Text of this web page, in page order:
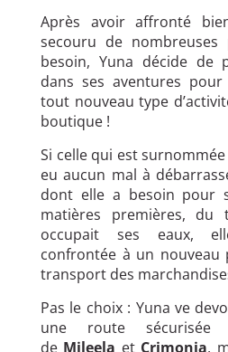
Après avoir affronté
secouru de nombreuses
besoin, Yuna décide de
dans ses aventures
tout nouveau type
boutique !
Si celle qui est surnommée
eu aucun mal à
dont elle a besoin pour
matières premières, du
occupait ses eaux,
confrontée à un nouveau
transport des
Pas le choix : Yuna ve
une route
de Mileela et Crimonia,